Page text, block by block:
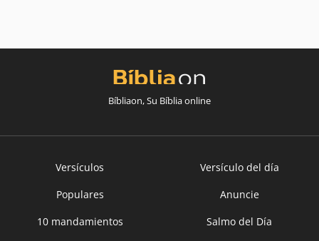
Bíbliaon, Su Bíblia online
Versículos
Versículo del día
Populares
Anuncie
10 mandamientos
Salmo del Día